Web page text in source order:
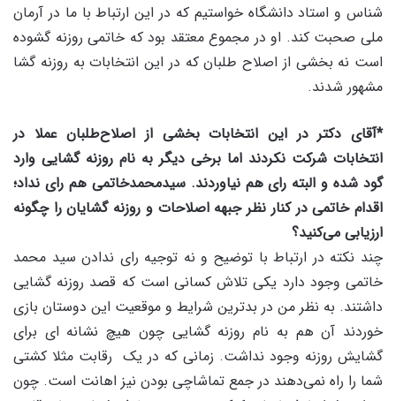
شناس و استاد دانشگاه خواستیم که در این ارتباط با ما در آرمان
ملی صحبت کند. او در مجموع معتقد بود که خاتمی روزنه گشوده
است نه بخشی از اصلاح طلبان که در این انتخابات به روزنه گشا
مشهور شدند.
*آقای دکتر در این انتخابات بخشی از اصلاح‌طلبان عملا در
انتخابات شرکت نکردند اما برخی دیگر به نام روزنه گشایی وارد
گود شده و البته رای هم نیاوردند. سیدمحمدخاتمی هم رای نداد؛
اقدام خاتمی در کنار نظر جبهه اصلاحات و روزنه گشایان را چگونه
ارزیابی می‌کنید؟
چند نکته در ارتباط با توضیح و نه توجیه رای ندادن سید محمد
خاتمی وجود دارد یکی تلاش کسانی است که قصد روزنه گشایی
داشتند. به نظر من در بدترین شرایط و موقعیت این دوستان بازی
خوردند آن هم به نام روزنه گشایی چون هیچ نشانه ای برای
گشایش روزنه وجود نداشت. زمانی که در یک رقابت مثلا کشتی
شما را راه نمی‌دهند در جمع تماشاچی بودن نیز اهانت است. چون